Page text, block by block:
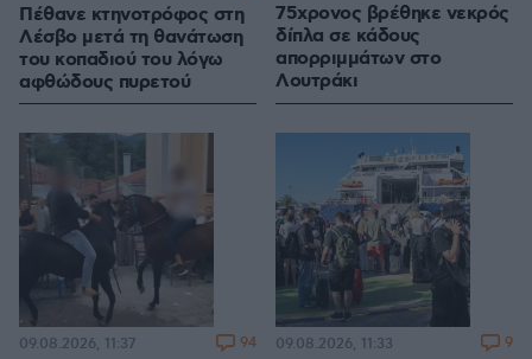
Πέθανε κτηνοτρόφος στη
Λέσβο μετά τη θανάτωση
του κοπαδιού του λόγω
αφθώδους πυρετού
75χρονος βρέθηκε νεκρός
δίπλα σε κάδους
απορριμμάτων στο
Λουτράκι
09.08.2026, 11:37 94 09.08.2026, 11:33 9